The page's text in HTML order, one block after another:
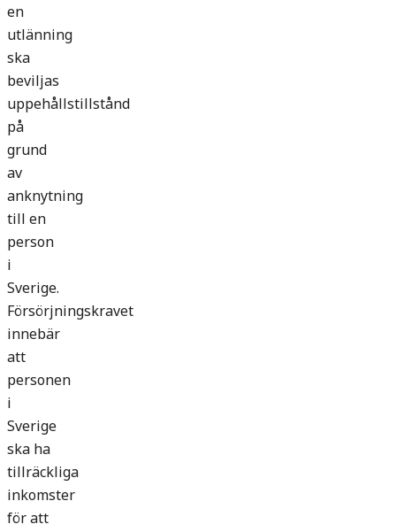
en
utlänning
ska
beviljas
uppehållstillstånd
på
grund
av
anknytning
till en
person
i
Sverige.
Försörjningskravet
innebär
att
personen
i
Sverige
ska ha
tillräckliga
inkomster
för att